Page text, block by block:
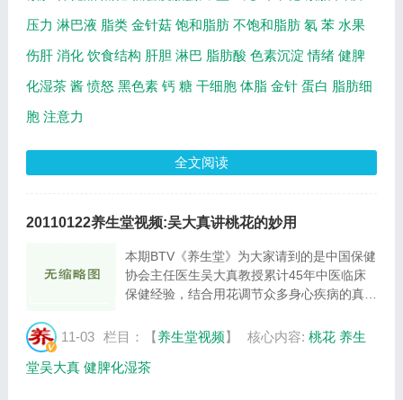
压力 淋巴液 脂类 金针菇 饱和脂肪 不饱和脂肪 氡 苯 水果
伤肝 消化 饮食结构 肝胆 淋巴 脂肪酸 色素沉淀 情绪 健脾
化湿茶 酱 愤怒 黑色素 钙 糖 干细胞 体脂 金针 蛋白 脂肪细
胞 注意力
全文阅读
20110122养生堂视频:吴大真讲桃花的妙用
本期BTV《养生堂》为大家请到的是中国保健
协会主任医生吴大真教授累计45年中医临床
保健经验，结合用花调节众多身心疾病的真实
毕业于北京中医药大学，师承中医泰斗秦伯未
特...
11-03 栏目：【养生堂视频】 核心内容: 桃花 养生
堂吴大真 健脾化湿茶